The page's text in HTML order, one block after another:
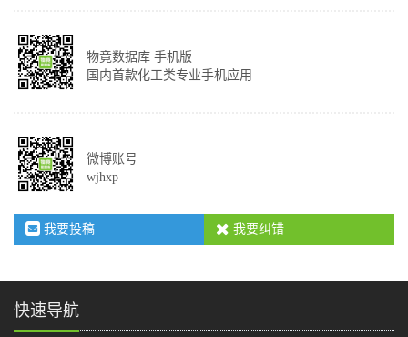
物竟数据库 手机版
国内首款化工类专业手机应用
微博账号
wjhxp
我要投稿 我要纠错
快速导航